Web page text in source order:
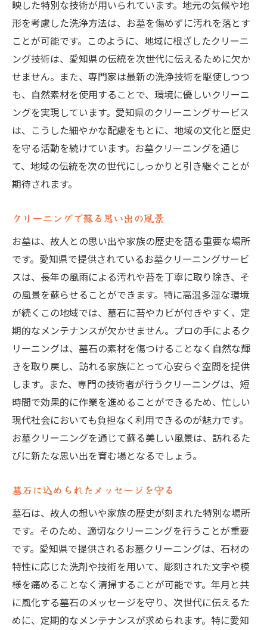
映した特別な技術が用いられています。地元の気候や地
形を考慮した洗浄方法は、お墓を傷めずに汚れを落とす
ことが可能です。このように、地域に根ざしたクリーニ
ング技術は、愛知県の伝統を次世代に伝えるために欠か
せません。また、専門家は最新の洗浄技術を駆使しつつ
も、自然素材を使用することで、環境に優しいクリーニ
ングを実現しています。愛知県のクリーニングサービス
は、こうした細やかな配慮をもとに、地域の文化と歴史
を守る活動を続けています。お墓クリーニングを通じ
て、地域の伝統を次の世代にしっかりと引き継ぐことが
期待されます。
クリーニングで蘇る思い出の風景
お墓は、故人との思い出や家族の歴史を語る重要な場所
です。愛知県で提供されているお墓クリーニングサービ
スは、長年の風雨による汚れや苔を丁寧に取り除き、そ
の風景を蘇らせることができます。特に高温多湿な環境
が続くこの地域では、墓石に苔やカビが付きやすく、定
期的なメンテナンスが欠かせません。プロの手によるク
リーニングは、墓石の素材を傷つけることなく自然な輝
きを取り戻し、訪れる家族にとって心安らぐ空間を提供
します。また、専門の技術者が行うクリーニングは、短
時間で効果的に作業を進めることができるため、忙しい
現代社会においても負担なく利用できるのが魅力です。
お墓クリーニングを通じて蘇る美しい風景は、訪れるた
びに新たな思い出を育む場となるでしょう。
墓石に込められたメッセージを守る
墓石は、故人の想いや家族の歴史が刻まれた特別な場所
です。そのため、適切なクリーニングを行うことが重要
です。愛知県で提供されるお墓クリーニングは、石材の
特性に応じた洗剤や技術を用いて、彫刻された文字や模
様を痛めることなく清掃することが可能です。年月と共
に風化する墓石のメッセージを守り、次世代に伝えるた
めに、定期的なメンテナンスが求められます。特に愛知